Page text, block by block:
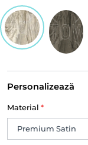
Personalizează
Material *